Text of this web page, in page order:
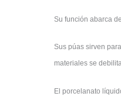
Su función abarca
Sus púas sirven
materiales se
El porcelanato